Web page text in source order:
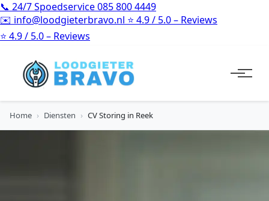
📞 24/7 Spoedservice085 800 4449
✉️ info@loodgieterbravo.nl ⭐ 4.9 / 5.0 – Reviews
⭐ 4.9 / 5.0 – Reviews
Home › Diensten › CV Storing in Reek